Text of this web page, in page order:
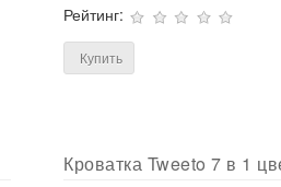
Рейтинг:
Купить
Кроватка Tweeto 7 в 1